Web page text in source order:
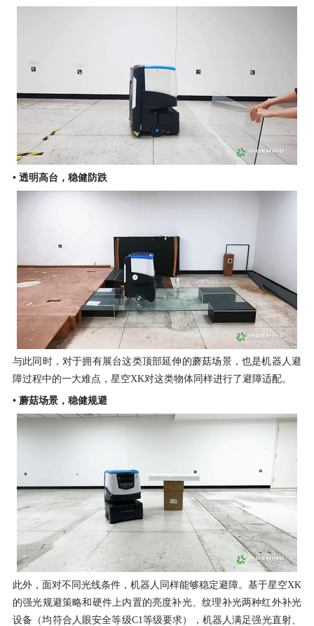
• 透明高台，稳健防跌
与此同时，对于拥有展台这类顶部延伸的蘑菇场景，也是机器人避
障过程中的一大难点，星空XK对这类物体同样进行了避障适配。
• 蘑菇场景，稳健规避
此外，面对不同光线条件，机器人同样能够稳定避障。基于星空XK
的强光规避策略和硬件上内置的亮度补光、纹理补光两种红外补光
设备（均符合人眼安全等级C1等级要求），机器人满足强光直射、